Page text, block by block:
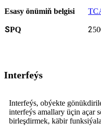
Esasy önümiň belgisi
SPQ 2
Interfeýs
Interfeýs, obýekte
interfeýs amallary üçin açar
birleşdirmek, käbir